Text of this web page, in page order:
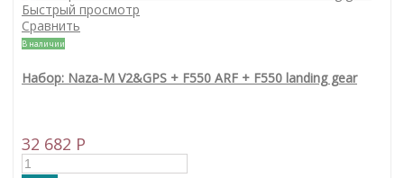
Быстрый просмотр
Сравнить
В наличии
Набор: Naza-M V2&GPS + F550 ARF + F550 landing gear
32 682 P